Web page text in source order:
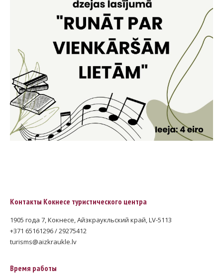
Контакты Кокнесе туристического центра
1905 года 7, Кокнесе, Айзкраукльский край, LV-5113
+371 65161296 / 29275412
turisms@aizkraukle.lv
Время работы